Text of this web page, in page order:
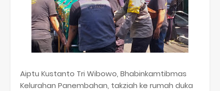
Aiptu Kustanto Tri Wibowo, Bhabinkamtibmas
Kelurahan Panembahan, takziah ke rumah duka